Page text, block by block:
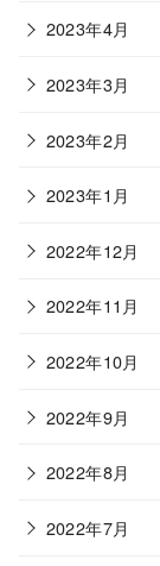
2023年4月
2023年3月
2023年2月
2023年1月
2022年12月
2022年11月
2022年10月
2022年9月
2022年8月
2022年7月